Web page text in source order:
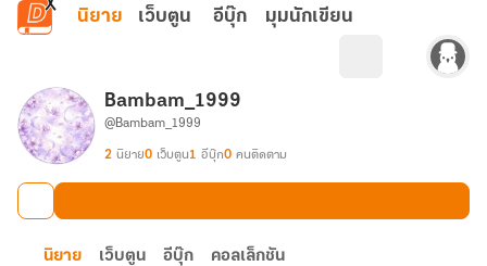
ข้ามไปยังเนื้อหาหลัก
นิยาย เว็บตูน อีบุ๊ก มุมนักเขียน
Bambam_1999
@Bambam_1999
2 นิยาย0 เว็บตูน1 อีบุ๊ก0 คนติดตาม
นิยาย เว็บตูน อีบุ๊ก คอลเล็กชัน